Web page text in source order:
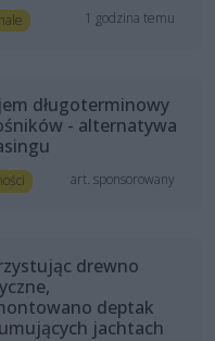
1 godzina temu
długoterminowy
- alternatywa
art. sponsorowany
drewno
deptak
jachtach